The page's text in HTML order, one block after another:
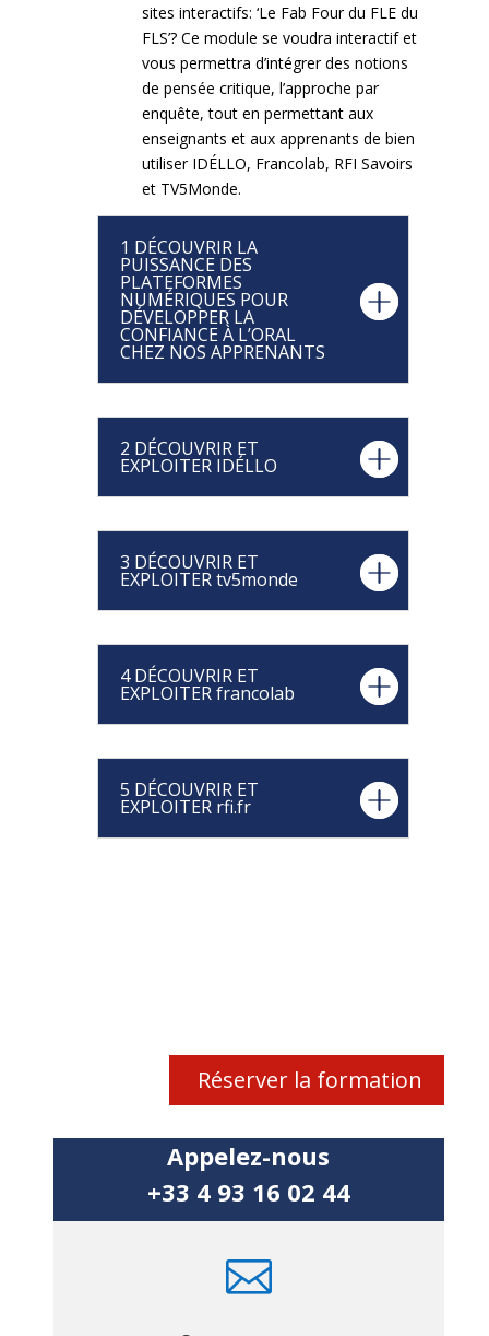
sites interactifs: ‘Le Fab Four du FLE du
FLS’? Ce module se voudra interactif et
vous permettra d’intégrer des notions
de pensée critique, l’approche par
enquête, tout en permettant aux
enseignants et aux apprenants de bien
utiliser IDÉLLO, Francolab, RFI Savoirs
et TV5Monde.
1 DÉCOUVRIR LA
PUISSANCE DES
PLATEFORMES
NUMÉRIQUES POUR
DÉVELOPPER LA
CONFIANCE À L’ORAL
CHEZ NOS APPRENANTS
2 DÉCOUVRIR ET
EXPLOITER IDÉLLO
3 DÉCOUVRIR ET
EXPLOITER tv5monde
4 DÉCOUVRIR ET
EXPLOITER francolab
5 DÉCOUVRIR ET
EXPLOITER rfi.fr
Réserver la formation
Appelez-nous
+33 4 93 16 02 44
